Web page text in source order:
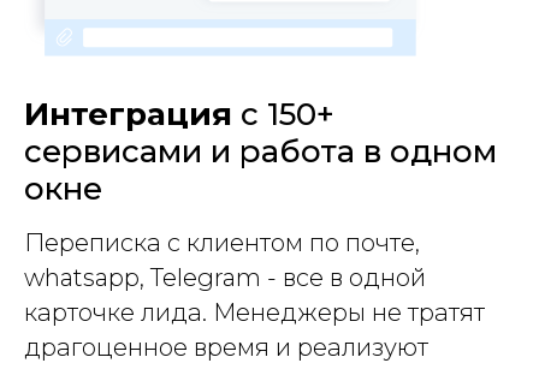
Интеграция с 150+
сервисами и работа в одном
окне
Переписка с клиентом по почте,
whatsapp, Telegram - все в одной
карточке лида. Менеджеры не тратят
драгоценное время и реализуют